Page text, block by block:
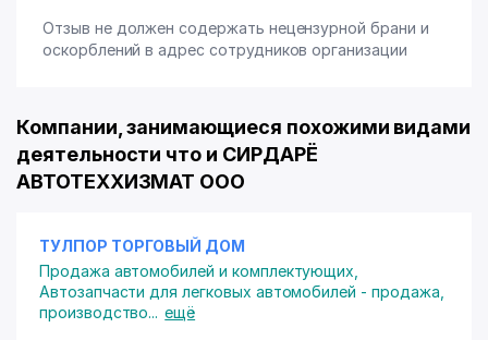
Отзыв не должен содержать нецензурной брани и
оскорблений в адрес сотрудников организации
Компании, занимающиеся похожими видами
деятельности что и СИРДАРЁ
АВТОТЕХХИЗМАТ ООО
ТУЛПОР ТОРГОВЫЙ ДОМ
Продажа автомобилей и комплектующих
Автозапчасти для легковых автомобилей - продажа,
производство... ещё